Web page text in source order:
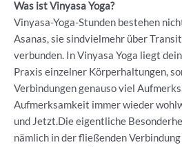
Was ist Vinyasa Yoga?
Vinyasa-Yoga-Stunden bestehen
Asanas, sie sindvielmehr über
verbunden. In Vinyasa Yoga liegt
Praxis einzelner Körperhaltungen,
Verbindungen genauso viel
Aufmerksamkeit immer wieder
und Jetzt.Die eigentliche
nämlich in der fließenden